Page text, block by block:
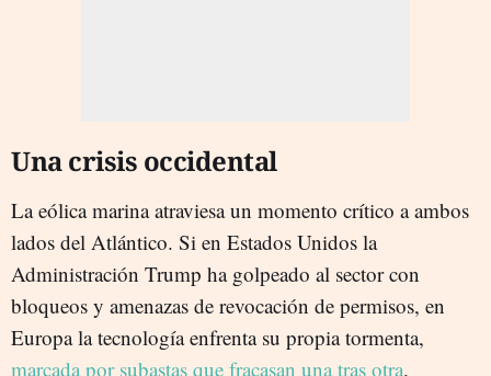
Una crisis occidental
La eólica marina atraviesa un momento crítico a ambos
lados del Atlántico. Si en Estados Unidos la
Administración Trump ha golpeado al sector con
bloqueos y amenazas de revocación de permisos, en
Europa la tecnología enfrenta su propia tormenta,
marcada por subastas que fracasan una tras otra.